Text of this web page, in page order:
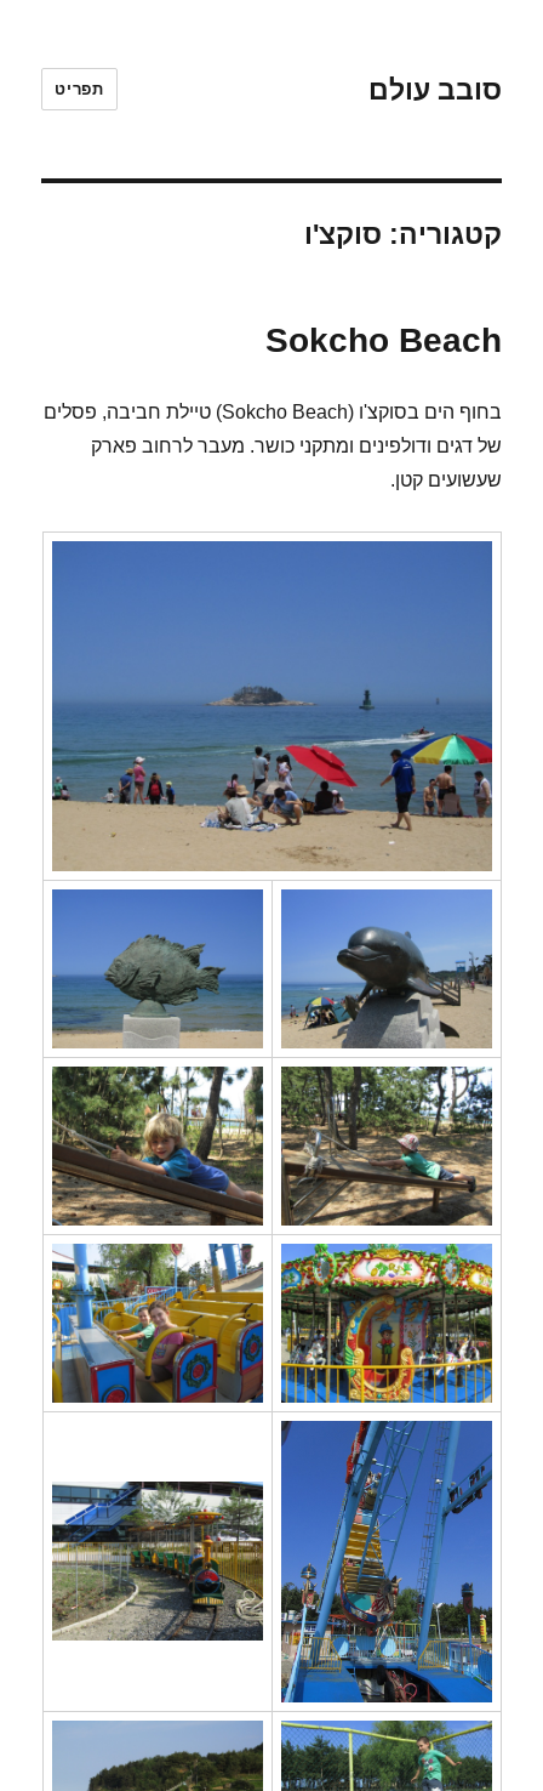
סובב עולם תפריט
קטגוריה: סוקצ'ו
Sokcho Beach
בחוף הים בסוקצ'ו (Sokcho Beach) טיילת חביבה, פסלים
של דגים ודולפינים ומתקני כושר. מעבר לרחוב פארק
שעשועים קטן.